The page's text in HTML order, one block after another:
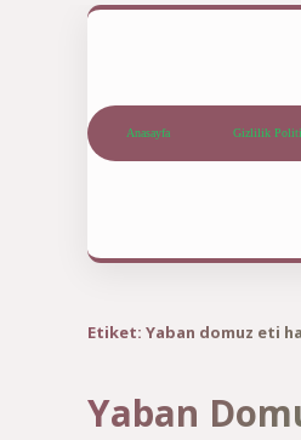
Anasayfa Gizlilik
Etiket: Yaban domuz eti
Yaban